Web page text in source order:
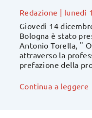
Redazione | lunedì
Giovedì 14
Bologna è stato
Antonio Torella, "
attraverso la
prefazione della
Continua a leggere